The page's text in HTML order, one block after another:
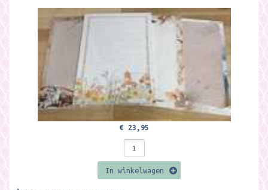
€ 23,95
In winkelwagen